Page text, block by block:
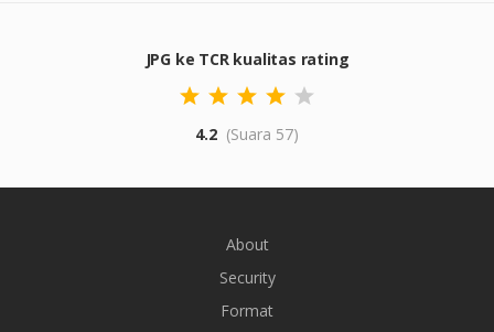
JPG ke TCR kualitas rating
4.2 (Suara 57)
About
Security
Format